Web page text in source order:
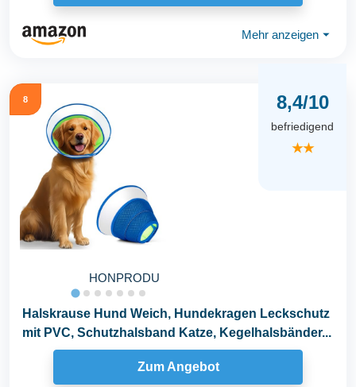
Mehr anzeigen ⏷
8
HONPRODU
8,4/10
befriedigend
★★
Halskrause Hund Weich, Hundekragen Leckschutz
mit PVC, Schutzhalsband Katze, Kegelhalsbänder...
Zum Angebot